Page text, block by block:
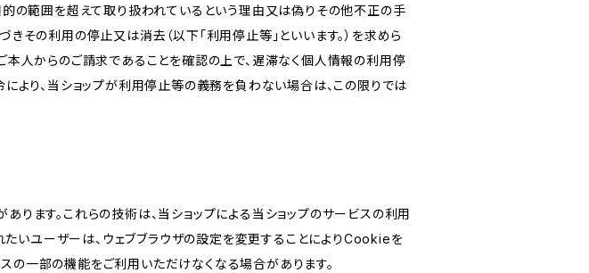
の範囲を超えて取り扱われているという理由又は偽りその他不正の手
その利用の停止又は消去（以下「利用停止等」といいます。）を求めら
人からのご請求であることを確認の上で、遅滞なく個人情報の利用停
より、当ショップが利用停止等の義務を負わない場合は、この限りでは
ります。これらの技術は、当ショップによる当ショップのサービスの利用
いユーザーは、ウェブブラウザの設定を変更することによりCookieを
の一部の機能をご利用いただけなくなる場合があります。